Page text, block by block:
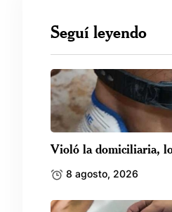
Seguí leyendo
Violó la domiciliaria,
8 agosto, 2026